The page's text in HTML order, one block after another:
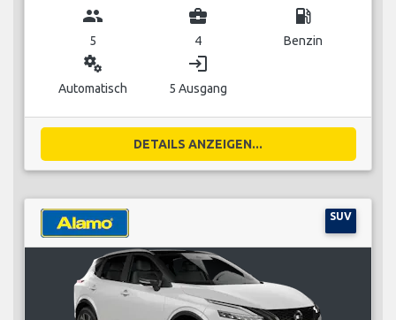
group
5
business_center
4
local_gas_station
Benzin
miscellaneous_services
Automatisch
login
5 Ausgang
DETAILS ANZEIGEN...
SUV